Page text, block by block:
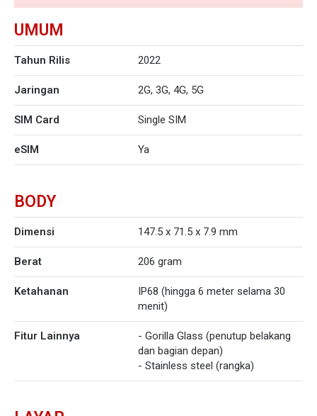
UMUM
Tahun Rilis 2022
Jaringan 2G, 3G, 4G, 5G
SIM Card Single SIM
eSIM Ya
BODY
Dimensi 147.5 x 71.5 x 7.9 mm
Berat 206 gram
Ketahanan
IP68 (hingga 6 meter selama 30
menit)
Fitur Lainnya
- Gorilla Glass (penutup belakang
dan bagian depan)
- Stainless steel (rangka)